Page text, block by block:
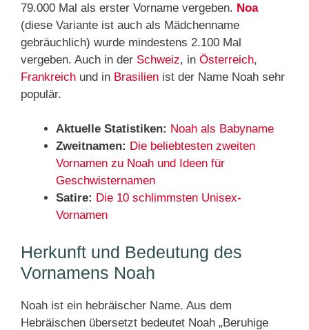
79.000 Mal als erster Vorname vergeben. Noa
(diese Variante ist auch als Mädchenname
gebräuchlich) wurde mindestens 2.100 Mal
vergeben. Auch in der Schweiz, in Österreich,
Frankreich und in Brasilien ist der Name Noah sehr
populär.
Aktuelle Statistiken: Noah als Babyname
Zweitnamen: Die beliebtesten zweiten
Vornamen zu Noah und Ideen für
Geschwisternamen
Satire: Die 10 schlimmsten Unisex-
Vornamen
Herkunft und Bedeutung des
Vornamens Noah
Noah ist ein hebräischer Name. Aus dem
Hebräischen übersetzt bedeutet Noah „Beruhige